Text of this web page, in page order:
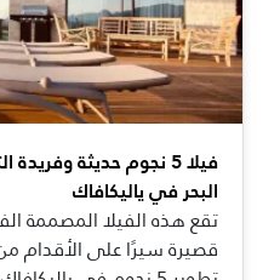
فيلا 5 نجوم حديثة
البحر في ياليكافاك
تقع هذه الفيلا المصممة
قصيرة سيرًا على